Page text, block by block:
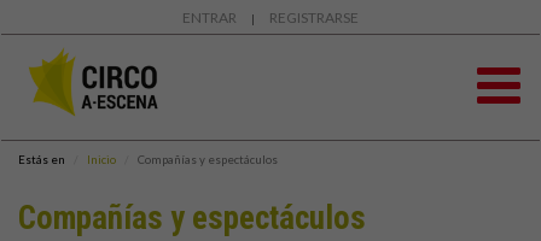
ENTRAR | REGISTRARSE
Estás en Inicio Compañías y espectáculos
Compañías y espectáculos